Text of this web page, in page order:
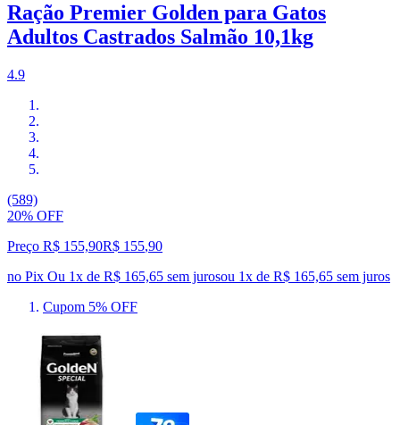
Ração Premier Golden para Gatos
Adultos Castrados Salmão 10,1kg
4.9
(589)
20% OFF
Preço R$ 155,90R$ 155,90
no Pix Ou 1x de R$ 165,65 sem jurosou 1x de R$ 165,65 sem juros
Cupom 5% OFF